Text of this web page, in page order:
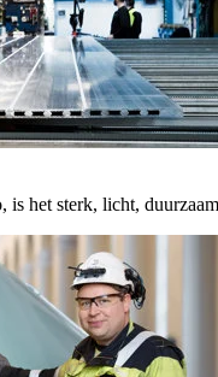
het sterk, licht,